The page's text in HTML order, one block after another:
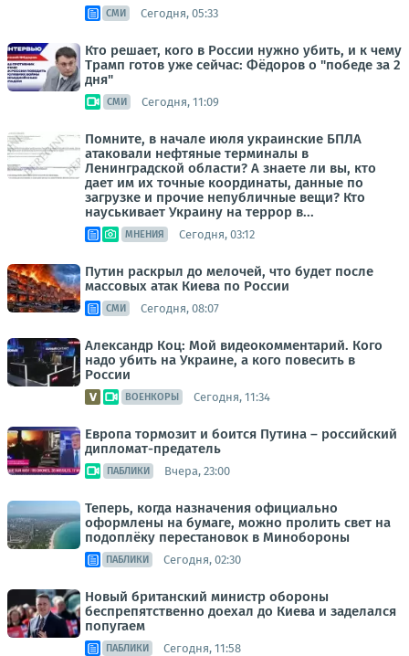
СМИ Сегодня, 05:33
Кто решает, кого в России нужно убить, и к чему
Трамп готов уже сейчас: Фёдоров о "победе за 2
дня"
СМИ Сегодня, 11:09
Помните, в начале июля украинские БПЛА
атаковали нефтяные терминалы в
Ленинградской области? А знаете ли вы, кто
дает им их точные координаты, данные по
загрузке и прочие непубличные вещи? Кто
науськивает Украину на террор в...
МНЕНИЯ Сегодня, 03:12
Путин раскрыл до мелочей, что будет после
массовых атак Киева по России
СМИ Сегодня, 08:07
Александр Коц: Мой видеокомментарий. Кого
надо убить на Украине, а кого повесить в
России
ВОЕНКОРЫ Сегодня, 11:34
Европа тормозит и боится Путина – российский
дипломат-предатель
ПАБЛИКИ Вчера, 23:00
Теперь, когда назначения официально
оформлены на бумаге, можно пролить свет на
подоплёку перестановок в Минобороны
ПАБЛИКИ Сегодня, 02:30
Новый британский министр обороны
беспрепятственно доехал до Киева и заделался
попугаем
ПАБЛИКИ Сегодня, 11:58